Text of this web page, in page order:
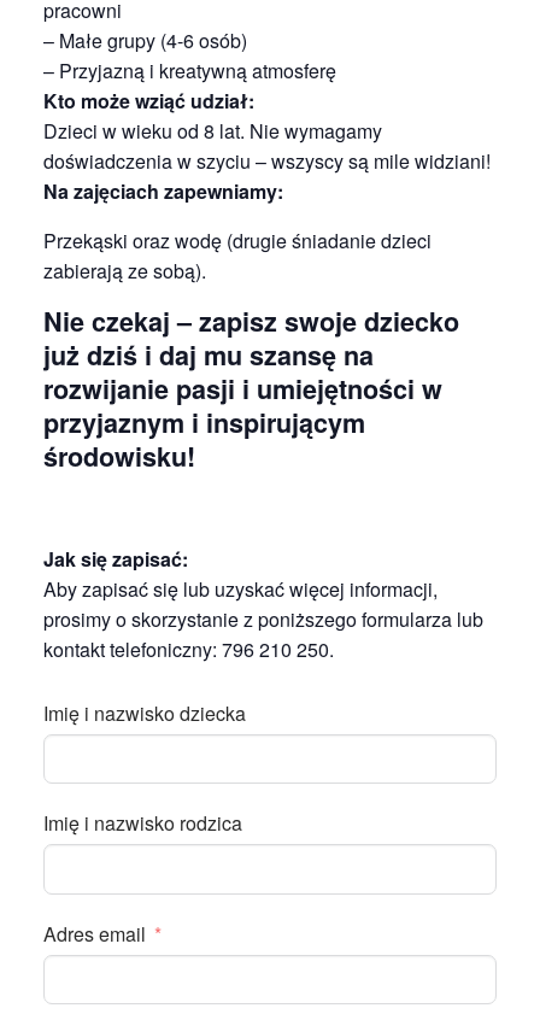
pracowni
– Małe grupy (4-6 osób)
– Przyjazną i kreatywną atmosferę
Kto może wziąć udział:
Dzieci w wieku od 8 lat. Nie wymagamy
doświadczenia w szyciu – wszyscy są mile widziani!
Na zajęciach zapewniamy:
Przekąski oraz wodę (drugie śniadanie dzieci
zabierają ze sobą).
Nie czekaj – zapisz swoje dziecko
już dziś i daj mu szansę na
rozwijanie pasji i umiejętności w
przyjaznym i inspirującym
środowisku!
Jak się zapisać:
Aby zapisać się lub uzyskać więcej informacji,
prosimy o skorzystanie z poniższego formularza lub
kontakt telefoniczny: 796 210 250.
Imię i nazwisko dziecka
Imię i nazwisko rodzica
Adres email